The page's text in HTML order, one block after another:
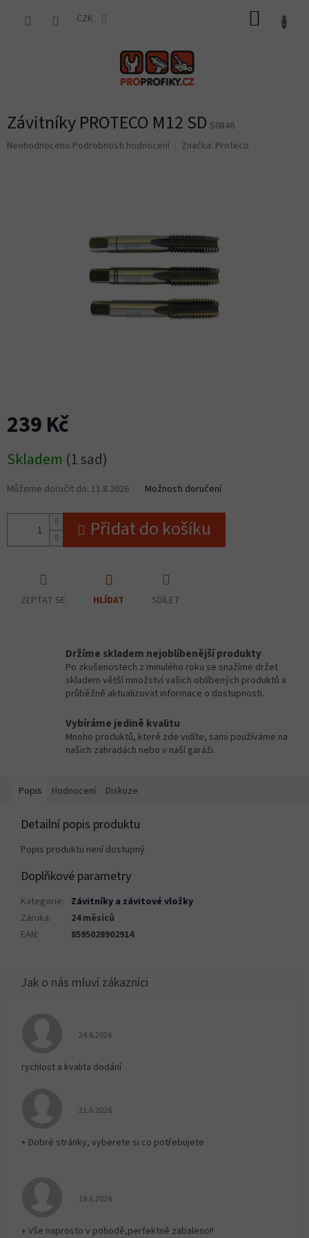
CZK
Závitníky PROTECO M12 SD S0846
Průměrné
Neohodnoceno Podrobnosti hodnocení Značka: Proteco
239 Kč
cena:
Skladem (1 sad)
Můžeme doručit do: 11.8.2026 Možnosti doručení
Přidat do košíku
ZEPTAT SE HLÍDAT SDÍLET
Držíme skladem nejoblíbenější produkty
Po zkušenostech z minulého roku se snažíme držet
skladem větší množství vašich oblíbených produktů a
průběžně aktualizovat informace o dostupnosti.
Vybíráme jedině kvalitu
Mnoho produktů, které zde vidíte, sami používáme na
našich zahradách nebo v naší garáži.
Popis Hodnocení Diskuze
Detailní popis produktu
Popis produktu není dostupný
Doplňkové parametry
Kategorie: Závitníky a závitové vložky
Záruka:
24 měsíců
EAN: 8595028902914
Hodnocení obchodu je 5 z 5 hvězdiček.
24.6.2026
rychlost a kvalita dodání
Hodnocení obchodu je 5 z 5 hvězdiček.
21.6.2026
+ Dobré stránky, vyberete si co potřebujete
Hodnocení obchodu je 5 z 5 hvězdiček.
19.6.2026
+ Vše naprosto v pohodě,perfektně zabaleno!!